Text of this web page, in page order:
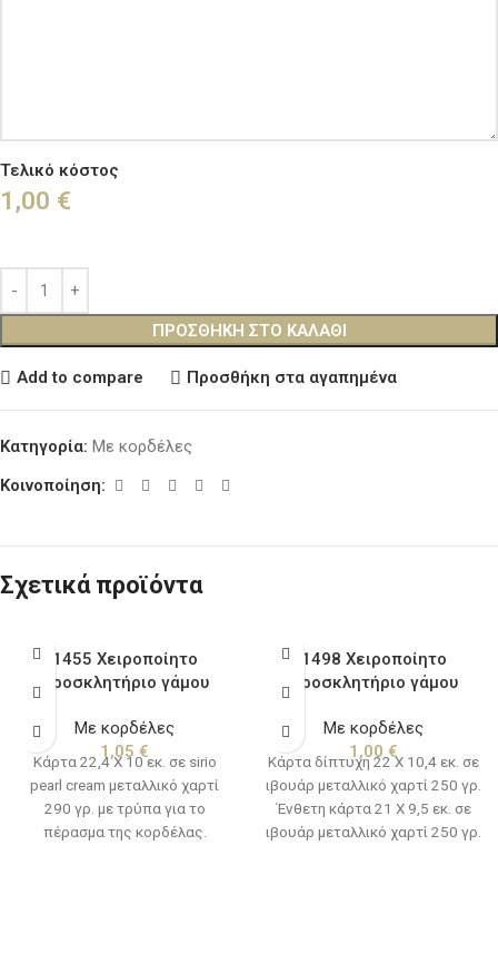
Τελικό κόστος
1,00 €
ΠΡΟΣΘΉΚΗ ΣΤΟ ΚΑΛΆΘΙ
Add to compare Προσθήκη στα αγαπημένα
Κατηγορία: Με κορδέλες
Κοινοποίηση:
Σχετικά προϊόντα
1455 Χειροποίητο
προσκλητήριο γάμου
Με κορδέλες
1,05 €
Κάρτα 22,4 Χ 10 εκ. σε sirio
pearl cream μεταλλικό χαρτί
290 γρ. με τρύπα για το
πέρασμα της κορδέλας.
1498 Χειροποίητο
προσκλητήριο γάμου
Με κορδέλες
1,00 €
Κάρτα δίπτυχη 22 Χ 10,4 εκ. σε
ιβουάρ μεταλλικό χαρτί 250 γρ.
Ένθετη κάρτα 21 Χ 9,5 εκ. σε
ιβουάρ μεταλλικό χαρτί 250 γρ.